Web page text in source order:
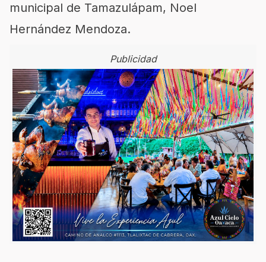
municipal de Tamazulápam, Noel
Hernández Mendoza.
Publicidad